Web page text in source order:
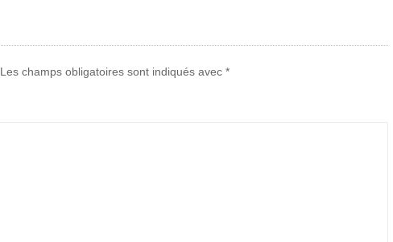
Les champs obligatoires sont indiqués avec *